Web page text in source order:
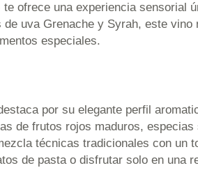
ofrece una experiencia
uva Grenache y Syrah, este
especiales.
por su elegante perfil
de frutos rojos maduros,
técnicas tradicionales con un
de pasta o disfrutar solo en una